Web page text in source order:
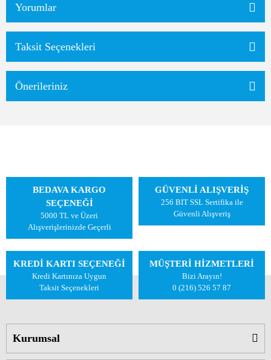
Yorumlar
Taksit Seçenekleri
Önerileriniz
BEDAVA KARGO
SEÇENEĞİ
5000 TL ve Üzeri
Alışverişlerinizde Geçerli
GÜVENLİ ALIŞVERİŞ
256 BIT SSL Sertifika ile
Güvenli Alışveriş
KREDİ KARTI SEÇENEĞİ
Kredi Kartınıza Uygun
Taksit Seçenekleri
MÜŞTERİ HİZMETLERİ
Bizi Arayın!
0 (216) 526 57 87
Kurumsal